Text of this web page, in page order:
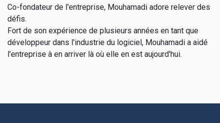
Co-fondateur de l'entreprise, Mouhamadi adore relever des
défis.
Fort de son expérience de plusieurs années en tant que
développeur dans l'industrie du logiciel, Mouhamadi a aidé
l'entreprise à en arriver là où elle en est aujourd'hui.